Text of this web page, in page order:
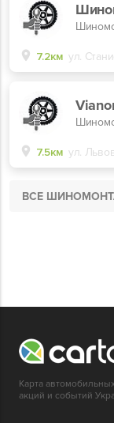
7.2км ул.
7.5км ул.
ВСЕ
Карта
акций и событий